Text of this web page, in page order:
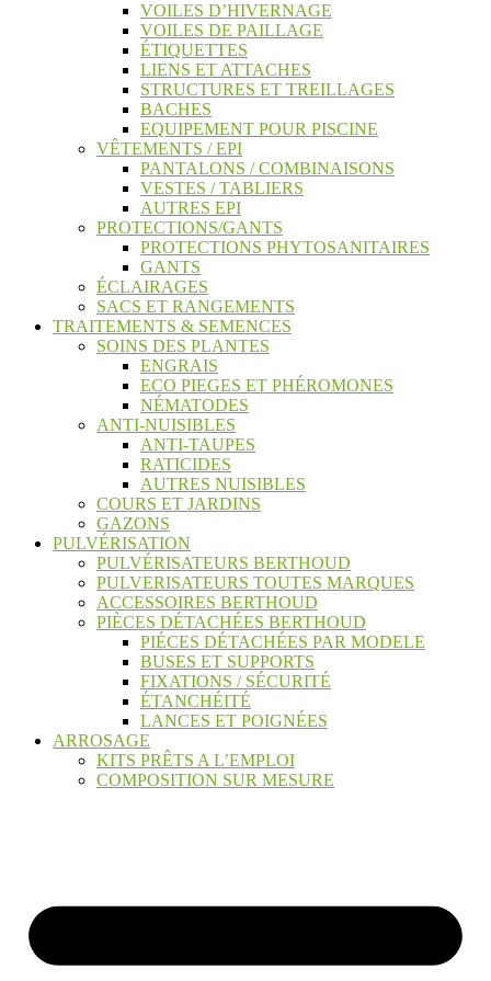
VOILES D’HIVERNAGE
VOILES DE PAILLAGE
ÉTIQUETTES
LIENS ET ATTACHES
STRUCTURES ET TREILLAGES
BACHES
EQUIPEMENT POUR PISCINE
VÊTEMENTS / EPI
PANTALONS / COMBINAISONS
VESTES / TABLIERS
AUTRES EPI
PROTECTIONS/GANTS
PROTECTIONS PHYTOSANITAIRES
GANTS
ÉCLAIRAGES
SACS ET RANGEMENTS
TRAITEMENTS & SEMENCES
SOINS DES PLANTES
ENGRAIS
ECO PIEGES ET PHÉROMONES
NÉMATODES
ANTI-NUISIBLES
ANTI-TAUPES
RATICIDES
AUTRES NUISIBLES
COURS ET JARDINS
GAZONS
PULVÉRISATION
PULVÉRISATEURS BERTHOUD
PULVERISATEURS TOUTES MARQUES
ACCESSOIRES BERTHOUD
PIÈCES DÉTACHÉES BERTHOUD
PIÉCES DÉTACHÉES PAR MODELE
BUSES ET SUPPORTS
FIXATIONS / SÉCURITÉ
ÉTANCHÉITÉ
LANCES ET POIGNÉES
ARROSAGE
KITS PRÊTS A L’EMPLOI
COMPOSITION SUR MESURE